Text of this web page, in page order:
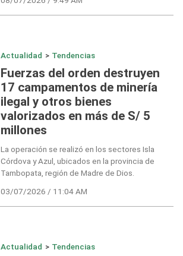
Actualidad > Tendencias
Fuerzas del orden destruyen
17 campamentos de minería
ilegal y otros bienes
valorizados en más de S/ 5
millones
La operación se realizó en los sectores Isla
Córdova y Azul, ubicados en la provincia de
Tambopata, región de Madre de Dios.
03/07/2026 / 11:04 AM
Actualidad > Tendencias